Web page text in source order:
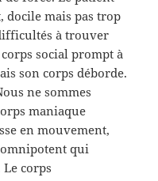
docile mais pas trop
à trouver
social prompt à
son corps déborde.
ne sommes
maniaque
en mouvement,
qui
corps